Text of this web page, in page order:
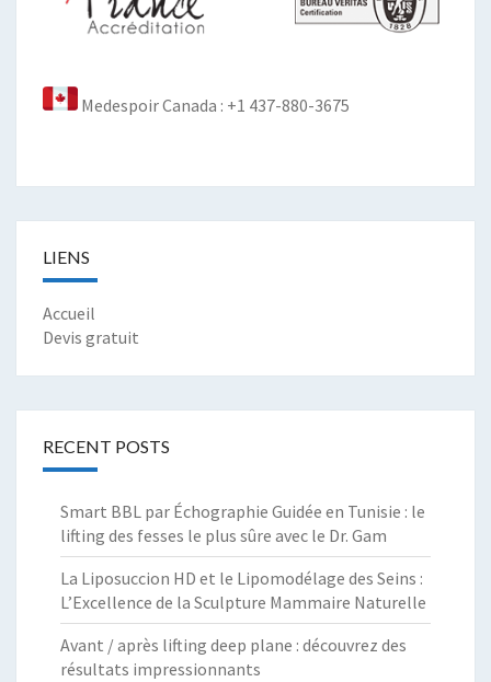
Medespoir Canada : +1 437-880-3675
LIENS
Accueil
Devis gratuit
RECENT POSTS
Smart BBL par Échographie Guidée en Tunisie : le
lifting des fesses le plus sûre avec le Dr. Gam
La Liposuccion HD et le Lipomodélage des Seins :
L’Excellence de la Sculpture Mammaire Naturelle
Avant / après lifting deep plane : découvrez des
résultats impressionnants